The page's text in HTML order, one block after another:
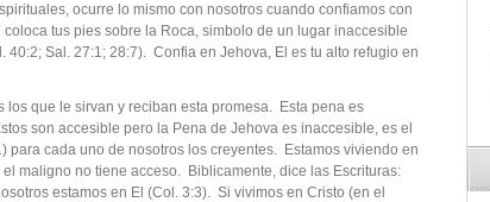
ocurre lo mismo con nosotros cuando confiamos con
tus pies sobre la Roca, simbolo de un lugar inaccesible
40:2; Sal. 27:1; 28:7). Confia en Jehova, El es tu alto refugio en
los que le sirvan y reciban esta promesa. Esta pena es
son accesible pero la Pena de Jehova es inaccesible, es el
para cada uno de nosotros los creyentes. Estamos viviendo en
maligno no tiene acceso. Biblicamente, dice las Escrituras:
estamos en El (Col. 3:3). Si vivimos en Cristo (en el